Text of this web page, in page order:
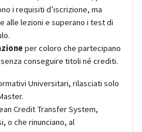
i requisiti d’iscrizione, ma
alle lezioni e superano i test di
per coloro che partecipano
conseguire titoli né crediti.
Universitari, rilasciati solo
Credit Transfer System,
o che rinunciano, al